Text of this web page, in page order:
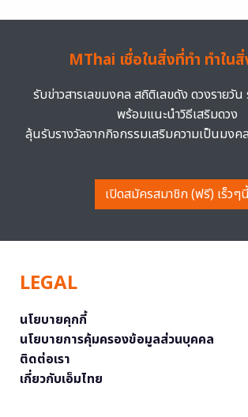
MThai เชื่อในสิ่งที่ทำ ทำใน
รับข่าวสารเลขมงคล สถิติเลขดัง ดวงรายวัน
พร้อมแนะนำวิธีเสริมดวง
ลุ้นรับรางวัลจากกิจกรรมเสริมความเป็นมงค
เปิดสมัครสมาชิก (ฟรี) เร็วๆนี้
LEGAL
นโยบายคุกกี้
นโยบายการคุ้มครองข้อมูลส่วนบุคคล
ติดต่อเรา
เกี่ยวกับเอ็มไทย